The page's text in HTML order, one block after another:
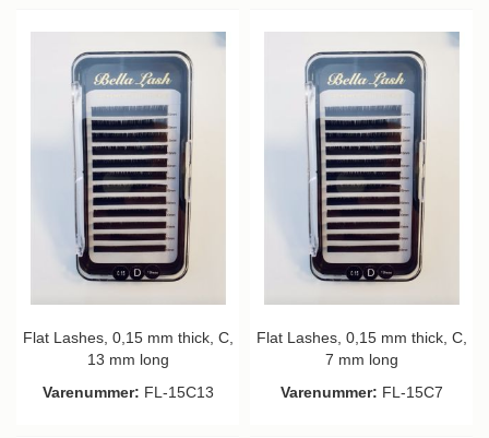
Flat Lashes, 0,15 mm thick, C,
13 mm long
Varenummer: FL-15C13
Flat Lashes, 0,15 mm thick, C,
7 mm long
Varenummer: FL-15C7